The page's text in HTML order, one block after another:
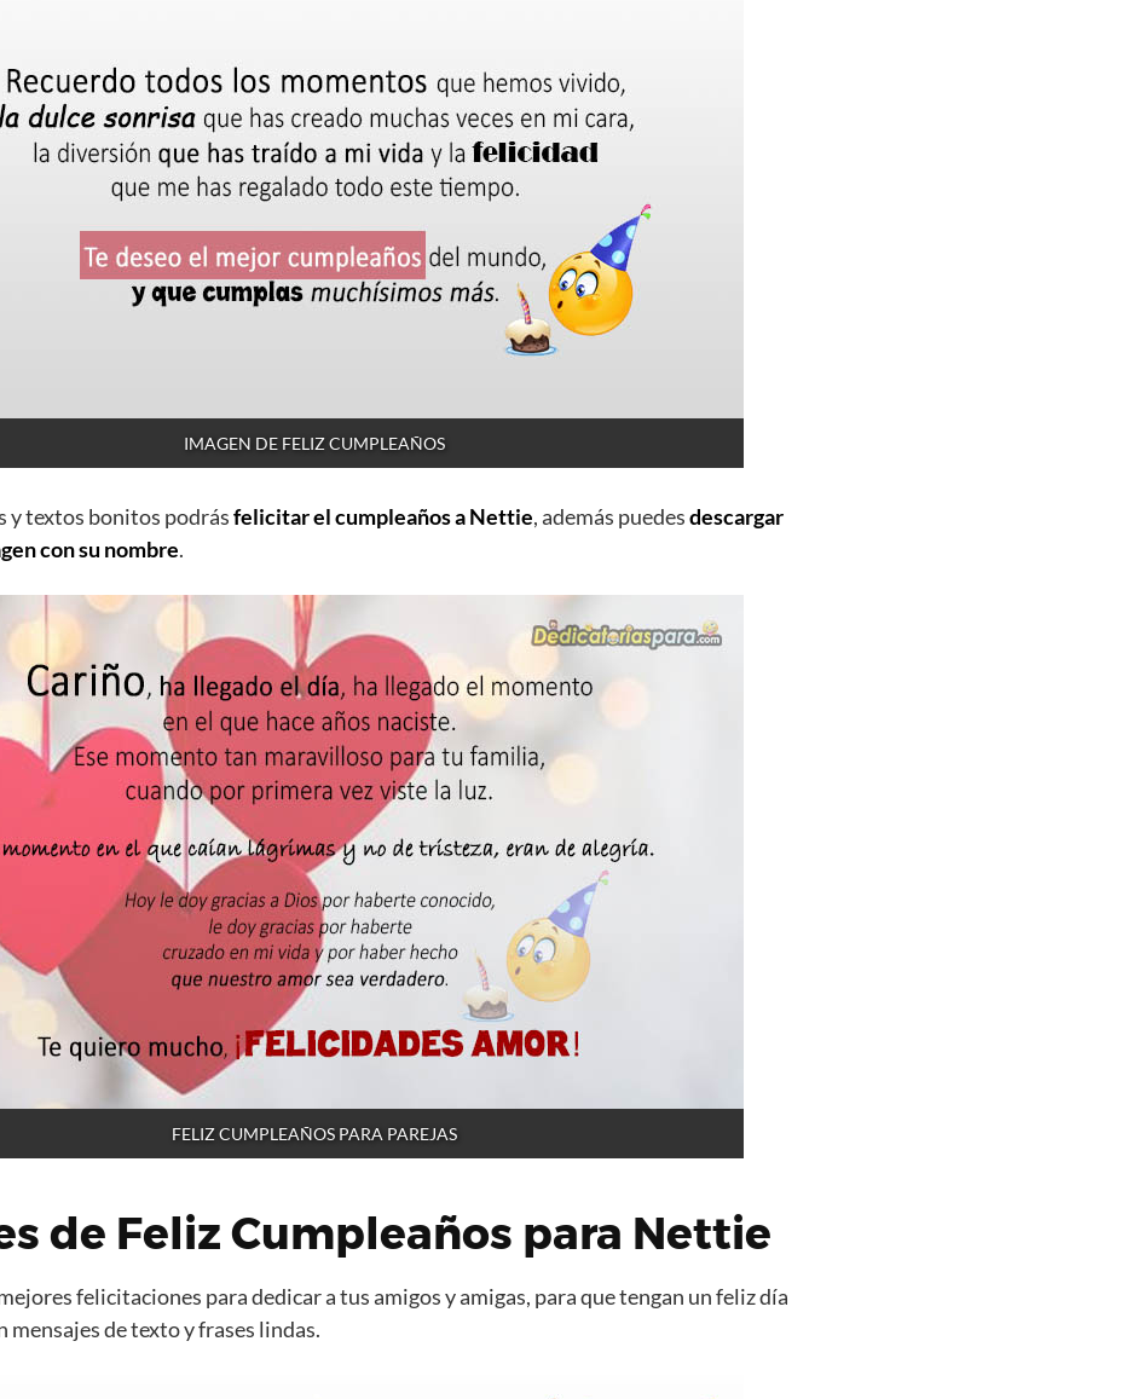
IMAGEN DE FELIZ CUMPLEAÑOS
y textos bonitos podrásfelicitar el cumpleaños a Nettie, además puedesdescargar
con su nombre.
FELIZ CUMPLEAÑOS PARA PAREJAS
de Feliz Cumpleaños para Nettie
felicitaciones para dedicar a tus amigos y amigas, para que tengan un feliz día
mensajes de texto y frases lindas.